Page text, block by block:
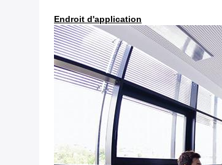
Endroit d'application